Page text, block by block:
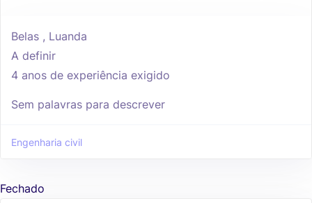
Belas , Luanda
A definir
4 anos de experiência exigido
Sem palavras para descrever
Engenharia civil
Fechado